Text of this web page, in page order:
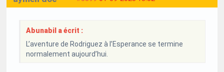
Abunabil a écrit :
L’aventure de Rodriguez à l’Esperance se termine
normalement aujourd’hui.